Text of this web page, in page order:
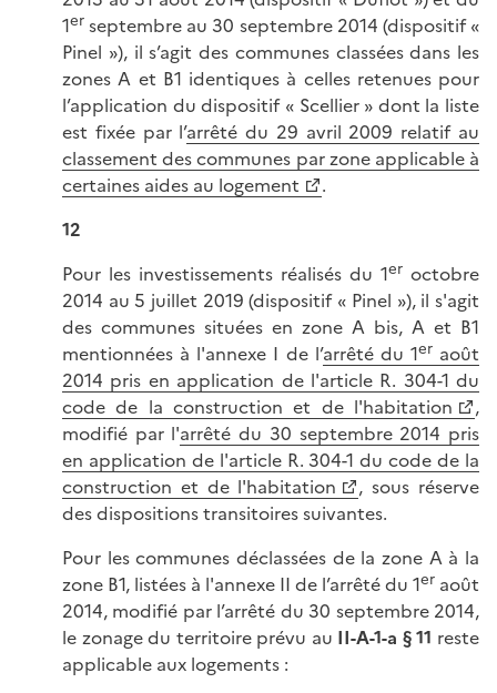
1er septembre au 30 septembre 2014 (dispositif «
Pinel »), il s’agit des communes classées dans les
zones A et B1 identiques à celles retenues pour
l’application du dispositif « Scellier » dont la liste
est fixée par l’arrêté du 29 avril 2009 relatif au
classement des communes par zone applicable à
certaines aides au logement
.
12
Pour les investissements réalisés du 1er octobre
2014 au 5 juillet 2019 (dispositif « Pinel »), il s'agit
des communes situées en zone A bis, A et B1
mentionnées à l'annexe I de l’arrêté du 1eraoût
2014 pris en application de l'article R. 304-1 du
code de la construction et de l'habitation
,
modifié par l'arrêté du 30 septembre 2014 pris
en application de l'article R. 304-1 du code de la
construction et de l'habitation
, sous réserve
des dispositions transitoires suivantes.
Pour les communes déclassées de la zone A à la
zone B1, listées à l'annexe II de l’arrêté du 1er août
2014, modifié par l’arrêté du 30 septembre 2014,
le zonage du territoire prévu au II-A-1-a § 11 reste
applicable aux logements :